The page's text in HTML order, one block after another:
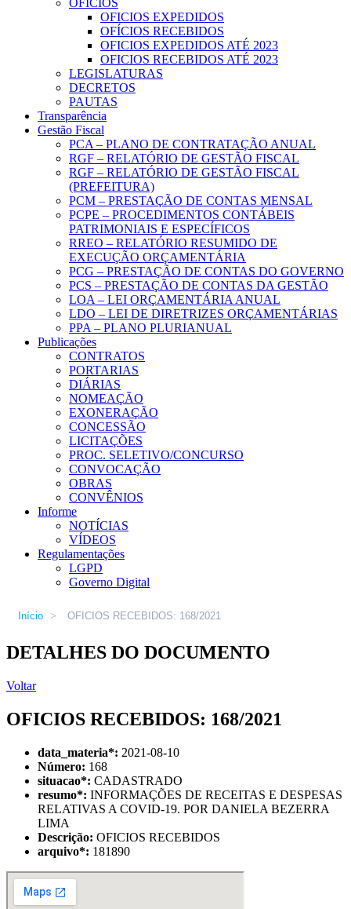
OFICIOS
OFICIOS EXPEDIDOS
OFÍCIOS RECEBIDOS
OFICIOS EXPEDIDOS ATÉ 2023
OFICIOS RECEBIDOS ATÉ 2023
LEGISLATURAS
DECRETOS
PAUTAS
Transparência
Gestão Fiscal
PCA – PLANO DE CONTRATAÇÃO ANUAL
RGF – RELATÓRIO DE GESTÃO FISCAL
RGF – RELATÓRIO DE GESTÃO FISCAL
(PREFEITURA)
PCM – PRESTAÇÃO DE CONTAS MENSAL
PCPE – PROCEDIMENTOS CONTÁBEIS
PATRIMONIAIS E ESPECÍFICOS
RREO – RELATÓRIO RESUMIDO DE
EXECUÇÃO ORÇAMENTÁRIA
PCG – PRESTAÇÃO DE CONTAS DO GOVERNO
PCS – PRESTAÇÃO DE CONTAS DA GESTÃO
LOA – LEI ORÇAMENTÁRIA ANUAL
LDO – LEI DE DIRETRIZES ORÇAMENTÁRIAS
PPA – PLANO PLURIANUAL
Publicações
CONTRATOS
PORTARIAS
DIÁRIAS
NOMEAÇÃO
EXONERAÇÃO
CONCESSÃO
LICITAÇÕES
PROC. SELETIVO/CONCURSO
CONVOCAÇÃO
OBRAS
CONVÊNIOS
Informe
NOTÍCIAS
VÍDEOS
Regulamentações
LGPD
Governo Digital
Início > OFICIOS RECEBIDOS: 168/2021
DETALHES DO DOCUMENTO
Voltar
OFICIOS RECEBIDOS: 168/2021
data_materia*: 2021-08-10
Número: 168
situacao*: CADASTRADO
resumo*: INFORMAÇÕES DE RECEITAS E DESPESAS
RELATIVAS A COVID-19. POR DANIELA BEZERRA
LIMA
Descrição: OFICIOS RECEBIDOS
arquivo*: 181890